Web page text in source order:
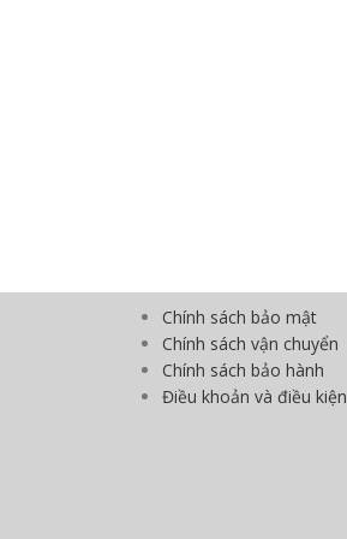
Chính sách bảo mật
Chính sách vận chuyển
Chính sách bảo hành
Điều khoản và điều kiện